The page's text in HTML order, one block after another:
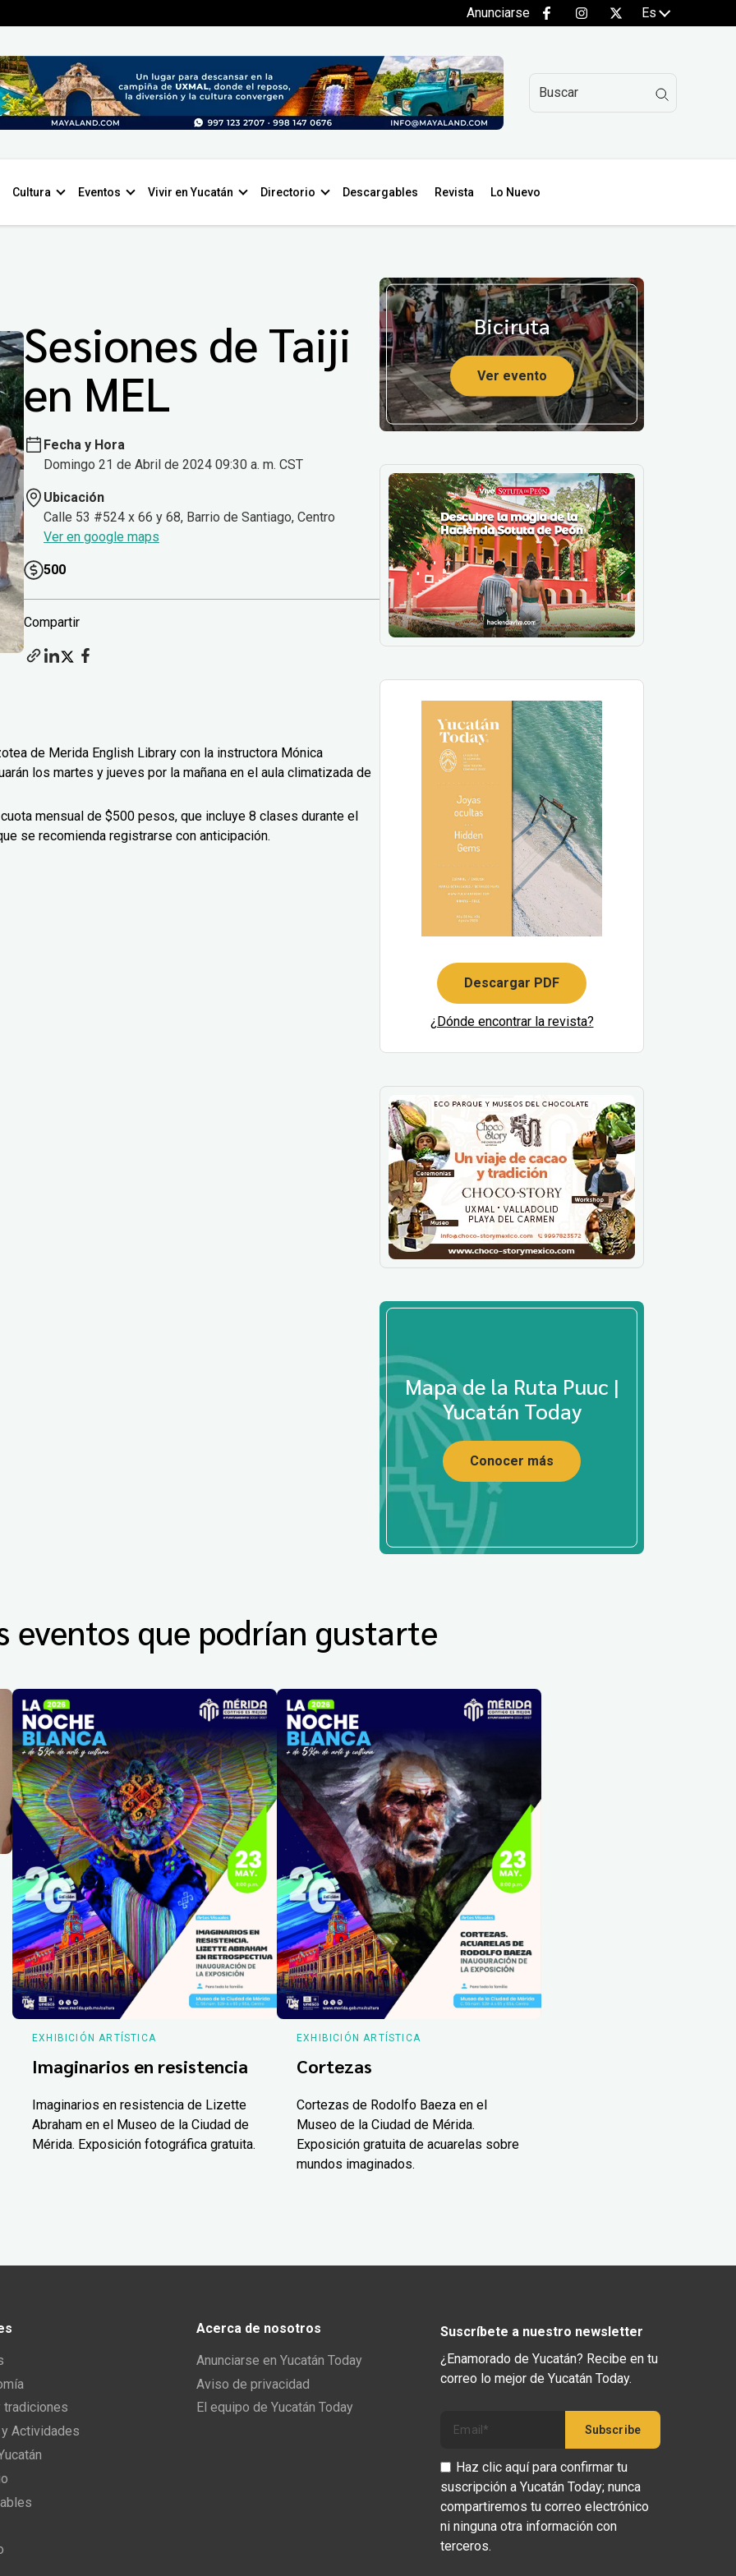
Anunciarse Es
Cultura Eventos Vivir en Yucatán Directorio Descargables Revista Lo Nuevo
Sesiones de Taiji
en MEL
Fecha y Hora
Domingo 21 de Abril de 2024 09:30 a. m. CST
Ubicación
Calle 53 #524 x 66 y 68, Barrio de Santiago, Centro
Ver en google maps
500
Compartir
de Merida English Library con la instructora Mónica
los martes y jueves por la mañana en el aula climatizada de
mensual de $500 pesos, que incluye 8 clases durante el
se recomienda registrarse con anticipación.
Biciruta
Ver evento
Descargar PDF
¿Dónde encontrar la revista?
Mapa de la Ruta Puuc |
Yucatán Today
Conocer más
eventos que podrían gustarte
EXHIBICIÓN ARTÍSTICA
Imaginarios en resistencia
Imaginarios en resistencia de Lizette
Abraham en el Museo de la Ciudad de
Mérida. Exposición fotográfica gratuita.
EXHIBICIÓN ARTÍSTICA
Cortezas
Cortezas de Rodolfo Baeza en el
Museo de la Ciudad de Mérida.
Exposición gratuita de acuarelas sobre
mundos imaginados.
tradiciones
Actividades
Acerca de nosotros
Anunciarse en Yucatán Today
Aviso de privacidad
El equipo de Yucatán Today
Suscríbete a nuestro newsletter
¿Enamorado de Yucatán? Recibe en tu
correo lo mejor de Yucatán Today.
Haz clic aquí para confirmar tu
suscripción a Yucatán Today; nunca
compartiremos tu correo electrónico
ni ninguna otra información con
terceros.